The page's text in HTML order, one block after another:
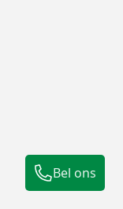
Bel ons